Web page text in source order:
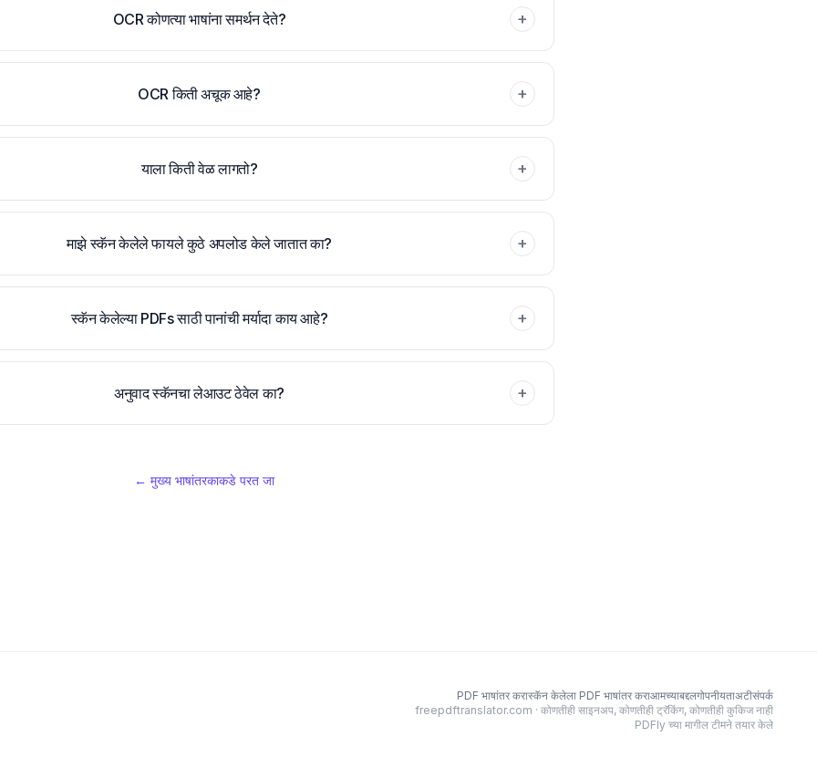
OCR कोणत्या भाषांना समर्थन देते? +
OCR किती अचूक आहे? +
याला किती वेळ लागतो? +
माझे स्कॅन केलेले फायले कुठे अपलोड केले जातात का? +
स्कॅन केलेल्या PDFs साठी पानांची मर्यादा काय आहे? +
अनुवाद स्कॅनचा लेआउट ठेवेल का? +
← मुख्य भाषांतरकाकडे परत जा
PDF भाषांतर करास्कॅन केलेला PDF भाषांतर कराआमच्याबद्दलगोपनीयताअटीसंपर्क
freepdftranslator.com · कोणतीही साइनअप, कोणतीही ट्रॅकिंग, कोणतीही कुकिज नाही
PDFly च्या मागील टीमने तयार केले